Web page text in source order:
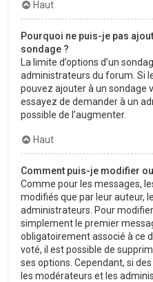
Haut
Pourquoi ne puis-je pas
sondage ?
La limite d’options d’un
administrateurs du forum. Si
pouvez ajouter à un sondage
essayez de demander à un
possible de l’augmenter.
Haut
Comment puis-je modifier
Comme pour les messages,
modifiés que par leur auteur,
administrateurs. Pour
simplement le premier
obligatoirement associé à ce
voté, il est possible de
ses options. Cependant, si
les modérateurs et les